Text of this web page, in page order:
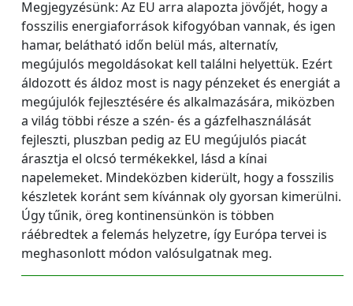
Megjegyzésünk: Az EU arra alapozta jövőjét, hogy a
fosszilis energiaforrások kifogyóban vannak, és igen
hamar, belátható időn belül más, alternatív,
megújulós megoldásokat kell találni helyettük. Ezért
áldozott és áldoz most is nagy pénzeket és energiát a
megújulók fejlesztésére és alkalmazására, miközben
a világ többi része a szén- és a gázfelhasználását
fejleszti, pluszban pedig az EU megújulós piacát
árasztja el olcsó termékekkel, lásd a kínai
napelemeket. Mindeközben kiderült, hogy a fosszilis
készletek koránt sem kívánnak oly gyorsan kimerülni.
Úgy tűnik, öreg kontinensünkön is többen
ráébredtek a felemás helyzetre, így Európa tervei is
meghasonlott módon valósulgatnak meg.